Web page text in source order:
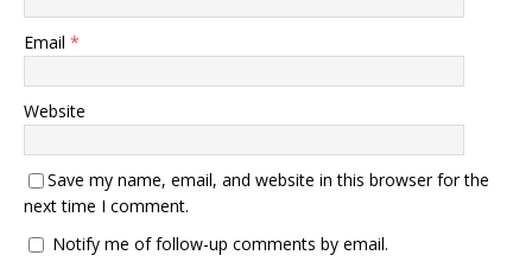
Email *
Website
Save my name, email, and website in this browser for the
next time I comment.
Notify me of follow-up comments by email.